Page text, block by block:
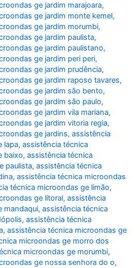
ge jardim marajoara,
ge jardim monte kemel,
ge jardim morumbi,
ge jardim paulista,
ge jardim paulistano,
ge jardim peri peri,
ge jardim prudência,
ge jardim raposo tavares,
ge jardim são bento,
ge jardim são paulo,
ge jardim vila mariana,
ge jardim vitoria regia,
ge jardins,assistência
lapa,assistência técnica
baixo,assistência técnica
paulista,assistência técnica
,assistência técnica microondas
técnica microondas ge limão,
ge litoral,assistência
mandaqui,assistência técnica
,assistência técnica
,assistência técnica microondas ge
microondas ge morro dos
microondas ge morumbi,
ge nossa senhora do o,